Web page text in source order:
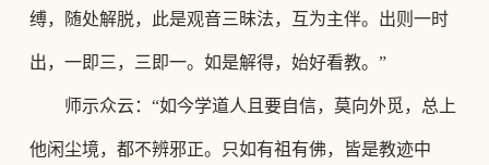
缚，随处解脱，此是观音三昧法，互为主伴。出则一时
出，一即三，三即一。如是解得，始好看教。 ”
师示众云： “如今学道人且要自信，莫向外觅，总上
他闲尘境，都不辨邪正。只如有祖有佛，皆是教迹中